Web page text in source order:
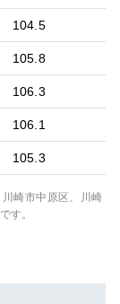
104.5
105.8
106.3
106.1
105.3
崎市中原区、川崎
す。